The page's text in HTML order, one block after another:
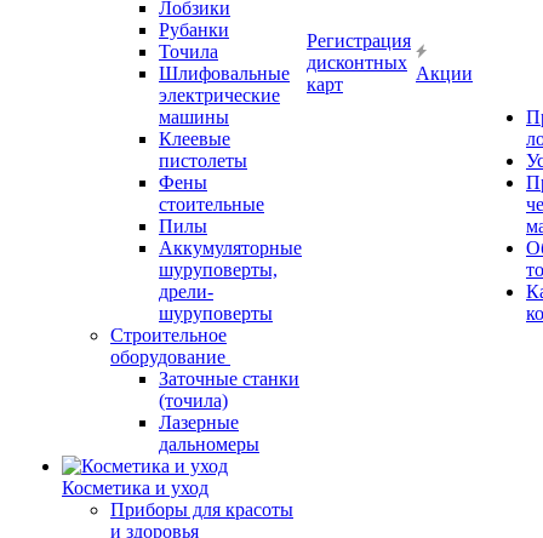
Лобзики
Рубанки
Точила
Шлифовальные
электрические
машины
Клеевые
пистолеты
Фены
стоительные
Пилы
Аккумуляторные
шуруповерты,
дрели-
шуруповерты
Строительное
оборудование
Заточные станки
(точила)
Лазерные
дальномеры
Косметика и уход
Приборы для красоты
и здоровья
Регистрация
дисконтных
карт
Акции